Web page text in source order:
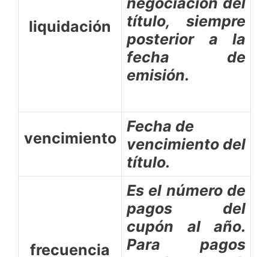
liquidación
título, siempre
posterior a la
fecha de
emisión.
vencimiento
Fecha de
vencimiento del
título.
frecuencia
Es el número de
pagos del
cupón al año.
Para pagos